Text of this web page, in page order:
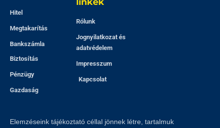
Hitel
Megtakarítás
Bankszámla
Biztosítás
Pénzügy
Gazdaság
Rólunk
Jognyilatkozat és
adatvédelem
Impresszum
Kapcsolat
Elemzéseink tájékoztató céllal jönnek létre, tartalmuk